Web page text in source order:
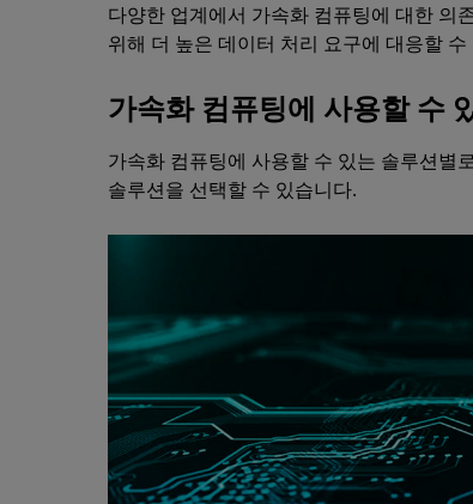
다양한 업계에서 가속화 컴퓨팅에 대한 의
위해 더 높은 데이터 처리 요구에 대응할
가속화 컴퓨팅에 사용할 수
가속화 컴퓨팅에 사용할 수 있는 솔루션별
솔루션을 선택할 수 있습니다.